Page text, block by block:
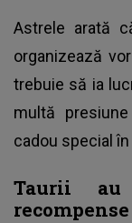
Astrele arată
organizează
trebuie să ia
multă
cadou special
Taurii